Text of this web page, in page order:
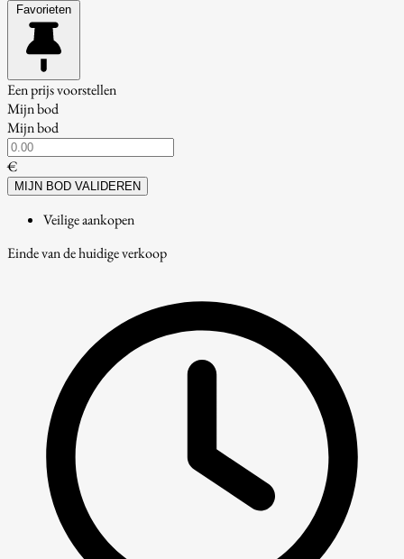
Favorieten
Een prijs voorstellen
Mijn bod
Mijn bod
€
MIJN BOD VALIDEREN
Veilige aankopen
Einde van de huidige verkoop